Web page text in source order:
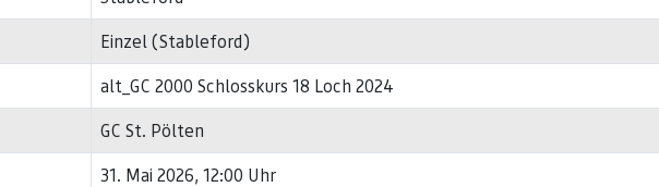
Einzel (Stableford)
alt_GC 2000 Schlosskurs 18 Loch 2024
GC St. Pölten
31. Mai 2026, 12:00 Uhr